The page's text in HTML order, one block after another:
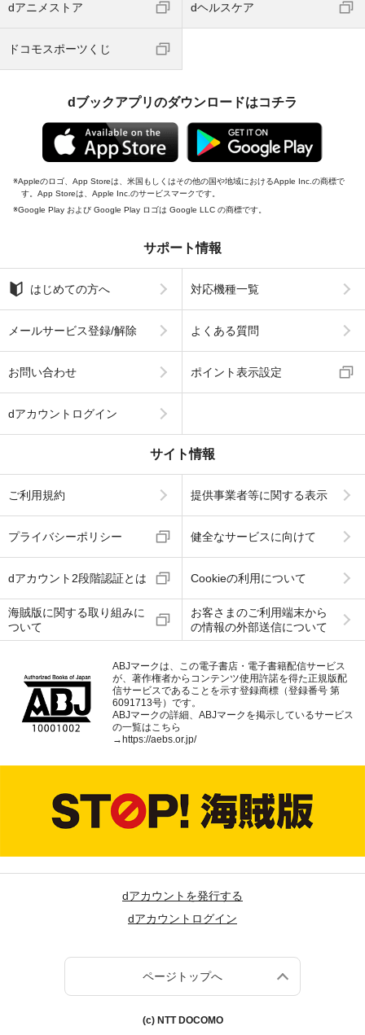
dアニメストア dヘルスケア
ドコモスポーツくじ
dブックアプリのダウンロードはコチラ
Appleのロゴ、App Storeは、米国もしくはその他の国や地域におけるApple Inc.の商標で
す。App Storeは、Apple Inc.のサービスマークです。
Google Play および Google Play ロゴは Google LLC の商標です。
サポート情報
はじめての方へ 対応機種一覧
メールサービス登録/解除 よくある質問
お問い合わせ ポイント表示設定
dアカウントログイン
サイト情報
ご利用規約 提供事業者等に関する表示
プライバシーポリシー 健全なサービスに向けて
dアカウント2段階認証とは Cookieの利用について
海賊版に関する取り組みに
ついて
お客さまのご利用端末から
の情報の外部送信について
ABJマークは、この電子書店・電子書籍配信サービス
が、著作権者からコンテンツ使用許諾を得た正規版配
信サービスであることを示す登録商標（登録番号 第
6091713号）です。
ABJマークの詳細、ABJマークを掲示しているサービス
の一覧はこちら
→ https://aebs.or.jp/
dアカウントを発行する
dアカウントログイン
ページトップへ
(c) NTT DOCOMO